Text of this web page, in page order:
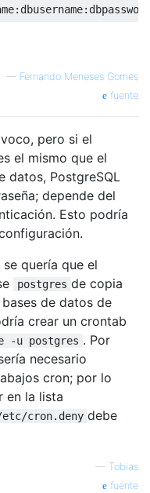
: dbusername:
— Fernando Meneses Gomes
fuente
pero si el
el mismo que el
datos, PostgreSQL
depende del
Esto podría
quería que el
postgres de copia
de datos de
crear un crontab
-u postgres . Por
necesario
cron; por lo
en la lista
cron.deny debe
— Tobias
fuente